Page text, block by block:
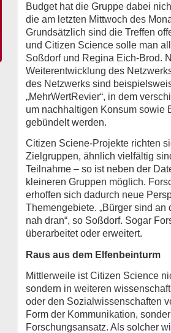
Budget hat die Gruppe dabei
die am letzten Mittwoch des
Grundsätzlich sind die Treffen
und Citizen Science solle man
Soßdorf und Regina Eich-Brod.
Weiterentwicklung des
des Netzwerks sind
„MehrWertRevier“, in dem
um nachhaltigen Konsum sowie
gebündelt werden.
Citizen Sciene-Projekte richten
Zielgruppen, ähnlich vielfältig
Teilnahme – so ist neben der
kleineren Gruppen möglich.
erhoffen sich dadurch neue
Themengebiete. „Bürger sind
nah dran“, so Soßdorf. Sogar
überarbeitet oder erweitert.
Raus aus dem Elfenbeinturm
Mittlerweile ist Citizen Science
sondern in weiteren
oder den Sozialwissenschaften
Form der Kommunikation,
Forschungsansatz. Als solcher